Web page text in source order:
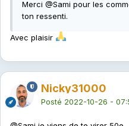
Merci @Sami pour les
ton ressenti.
Avec plaisir
Nicky31000
Posté 2022-10-26 -